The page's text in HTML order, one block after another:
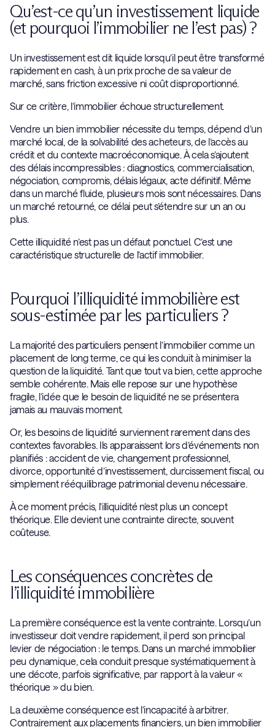
Qu’est-ce qu’un investissement liquide
(et pourquoi l’immobilier ne l’est pas) ?
Un investissement est dit liquide lorsqu’il peut être transformé
rapidement en cash, à un prix proche de sa valeur de
marché, sans friction excessive ni coût disproportionné.
Sur ce critère, l’immobilier échoue structurellement.
Vendre un bien immobilier nécessite du temps, dépend d’un
marché local, de la solvabilité des acheteurs, de l’accès au
crédit et du contexte macroéconomique. À cela s’ajoutent
des délais incompressibles : diagnostics, commercialisation,
négociation, compromis, délais légaux, acte définitif. Même
dans un marché fluide, plusieurs mois sont nécessaires. Dans
un marché retourné, ce délai peut s’étendre sur un an ou
plus.
Cette illiquidité n’est pas un défaut ponctuel. C’est une
caractéristique structurelle de l’actif immobilier.
Pourquoi l’illiquidité immobilière est
sous-estimée par les particuliers ?
La majorité des particuliers pensent l’immobilier comme un
placement de long terme, ce qui les conduit à minimiser la
question de la liquidité. Tant que tout va bien, cette approche
semble cohérente. Mais elle repose sur une hypothèse
fragile, l’idée que le besoin de liquidité ne se présentera
jamais au mauvais moment.
Or, les besoins de liquidité surviennent rarement dans des
contextes favorables. Ils apparaissent lors d’événements non
planifiés : accident de vie, changement professionnel,
divorce, opportunité d’investissement, durcissement fiscal, ou
simplement rééquilibrage patrimonial devenu nécessaire.
À ce moment précis, l’illiquidité n’est plus un concept
théorique. Elle devient une contrainte directe, souvent
coûteuse.
Les conséquences concrètes de
l’illiquidité immobilière
La première conséquence est la vente contrainte. Lorsqu’un
investisseur doit vendre rapidement, il perd son principal
levier de négociation : le temps. Dans un marché immobilier
peu dynamique, cela conduit presque systématiquement à
une décote, parfois significative, par rapport à la valeur «
théorique » du bien.
La deuxième conséquence est l’incapacité à arbitrer.
Contrairement aux placements financiers, un bien immobilier